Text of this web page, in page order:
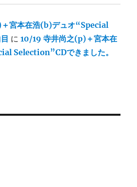
宮本在浩(b)デュオ“Special
に10/19 寺井尚之(p)＋宮本在
Selection”CDできました。